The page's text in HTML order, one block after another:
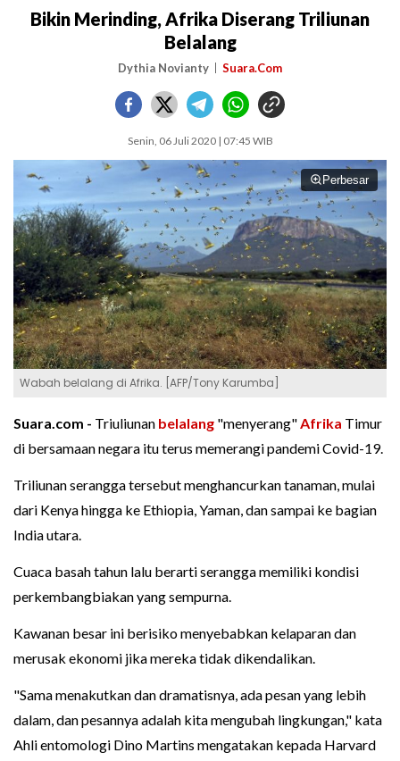
Bikin Merinding, Afrika Diserang Triliunan
Belalang
Dythia Novianty Suara.Com
Senin, 06 Juli 2020 | 07:45 WIB
Perbesar
Wabah belalang di Afrika. [AFP/Tony Karumba]
Suara.com - Triuliunan belalang "menyerang"Afrika Timur
di bersamaan negara itu terus memerangi pandemi Covid-19.
Triliunan serangga tersebut menghancurkan tanaman, mulai
dari Kenya hingga ke Ethiopia, Yaman, dan sampai ke bagian
India utara.
Cuaca basah tahun lalu berarti serangga memiliki kondisi
perkembangbiakan yang sempurna.
Kawanan besar ini berisiko menyebabkan kelaparan dan
merusak ekonomi jika mereka tidak dikendalikan.
"Sama menakutkan dan dramatisnya, ada pesan yang lebih
dalam, dan pesannya adalah kita mengubah lingkungan," kata
Ahli entomologi Dino Martins mengatakan kepada Harvard